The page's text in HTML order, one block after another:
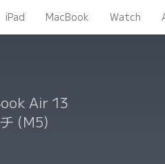
iPad MacBook Watch